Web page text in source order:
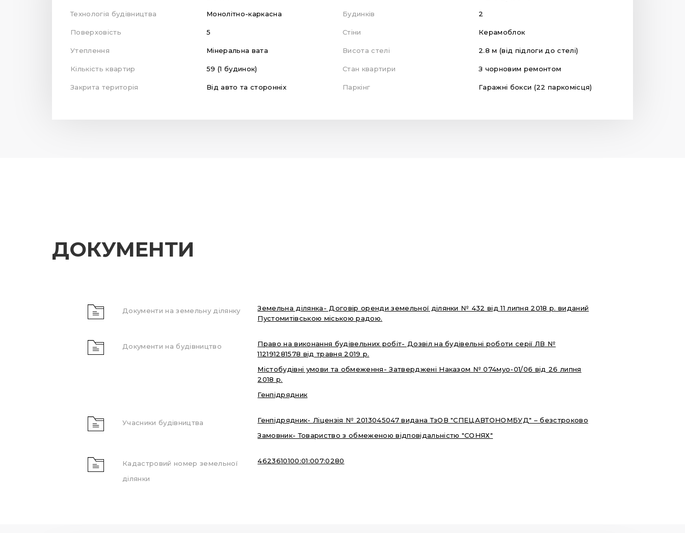
Технологія будівництва Монолітно-каркасна Будинків 2
Поверховість 5 Стіни Керамоблок
Утеплення Мінеральна вата Висота стелі 2.8 м (від підлоги до стелі)
Кількість квартир 59 (1 будинок) Стан квартири З чорновим ремонтом
Закрита територія Від авто та сторонніх Паркінг Гаражні бокси (22 паркомісця)
ДОКУМЕНТИ
Документи на земельну ділянку
Земельна ділянка- Договір оренди земельної ділянки № 432 від 11 липня 2018 р. виданий
Пустомитівською міською радою.
Документи на будівництво
Право на виконання будівельних робіт- Дозвіл на будівельні роботи серії ЛВ №
112191281578 від травня 2019 р.
Містобудівні умови та обмеження- Затверджені Наказом № 074муо-01/06 від 26 липня
2018 р.
Генпідрядник
Учасники будівництва
Генпідрядник- Ліцензія № 2013045047 видана ТзОВ "СПЕЦАВТОНОМБУД" – безстроково
Замовник- Товариство з обмеженою відповідальністю "СОНЯХ"
Кадастровий номер земельної
ділянки
4623610100:01:007:0280